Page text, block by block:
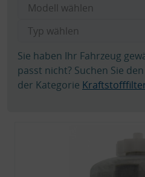
Sie haben Ihr Fahrzeug
passt nicht? Suchen Sie
der Kategorie